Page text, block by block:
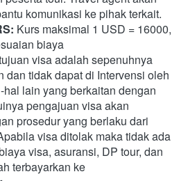
komunikasi ke pihak terkait.
Kurs maksimal 1 USD = 16000,
biaya
visa adalah sepenuhnya
dan tidak dapat di Intervensi oleh
lain yang berkaitan dengan
pengajuan visa akan
prosedur yang berlaku dari
visa ditolak maka tidak ada
visa, asuransi, DP tour, dan
terbayarkan ke